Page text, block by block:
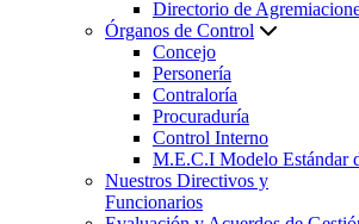
Directorio de
Órganos de Control
Concejo
Personería
Contraloría
Procuraduría
Control Interno
M.E.C.I Modelo Estándar
Nuestros Directivos y
Funcionarios